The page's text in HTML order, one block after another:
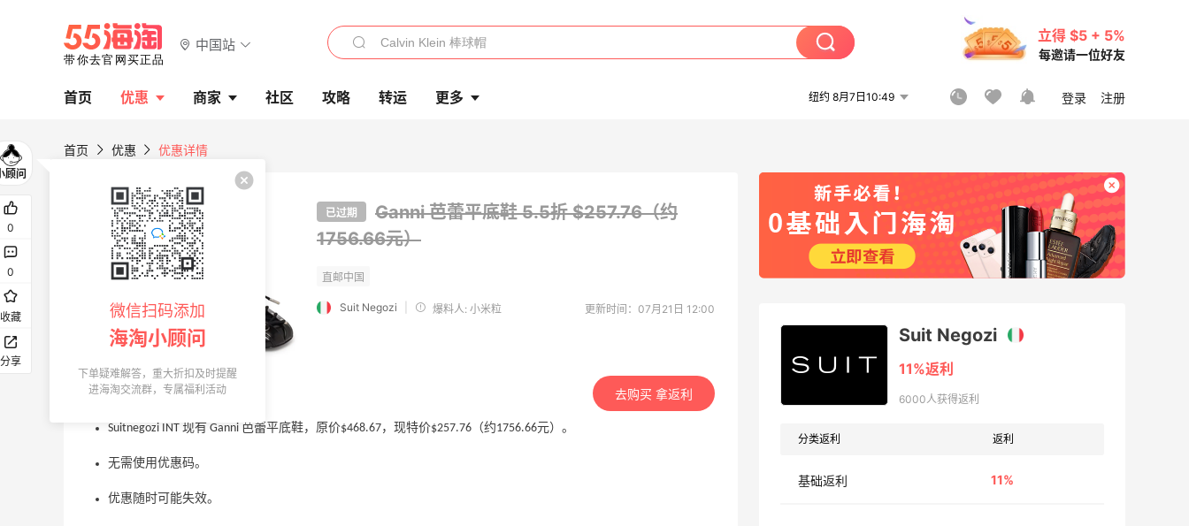
中国站
立得 $5 + 5%
每邀请一位好友
首页 优惠 商家 社区 攻略 转运 更多 纽约 8月7日10:49 登录 注册
首页 优惠 优惠详情
已过期 Ganni 芭蕾平底鞋5.5折 $257.76（约
1756.66元）
Suit Negozi 爆料人: 小米粒 更新时间：07月21日 12:00
去购买 拿返利
Suitnegozi INT 现有 Ganni 芭蕾平底鞋，原价$468.67，现特价$257.76（约1756.66元）。
无需使用优惠码。
优惠随时可能失效。
Suit Negozi
11%返利
6000人获得返利
分类返利 返利
基础返利 11%
0
0
收藏
分享
微信扫码添加
海淘小顾问
下单疑难解答，重大折扣及时提醒
进海淘交流群，专属福利活动